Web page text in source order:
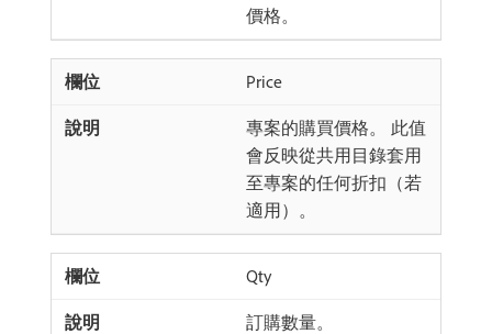
價格。
Price
專案的購買價格。 此值
會反映從共用目錄套用
至專案的任何折扣（若
適用）。
Qty
訂購數量。